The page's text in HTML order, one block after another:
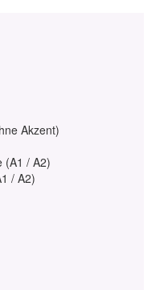
Akzent)
(A1 / A2)
/ A2)